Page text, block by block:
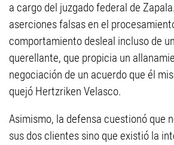
a cargo del juzgado federal de
aserciones falsas en el
comportamiento desleal incluso de
querellante, que propicia un
negociación de un acuerdo que él
quejó Hertzriken Velasco.
Asimismo, la defensa cuestionó que
sus dos clientes sino que existió la